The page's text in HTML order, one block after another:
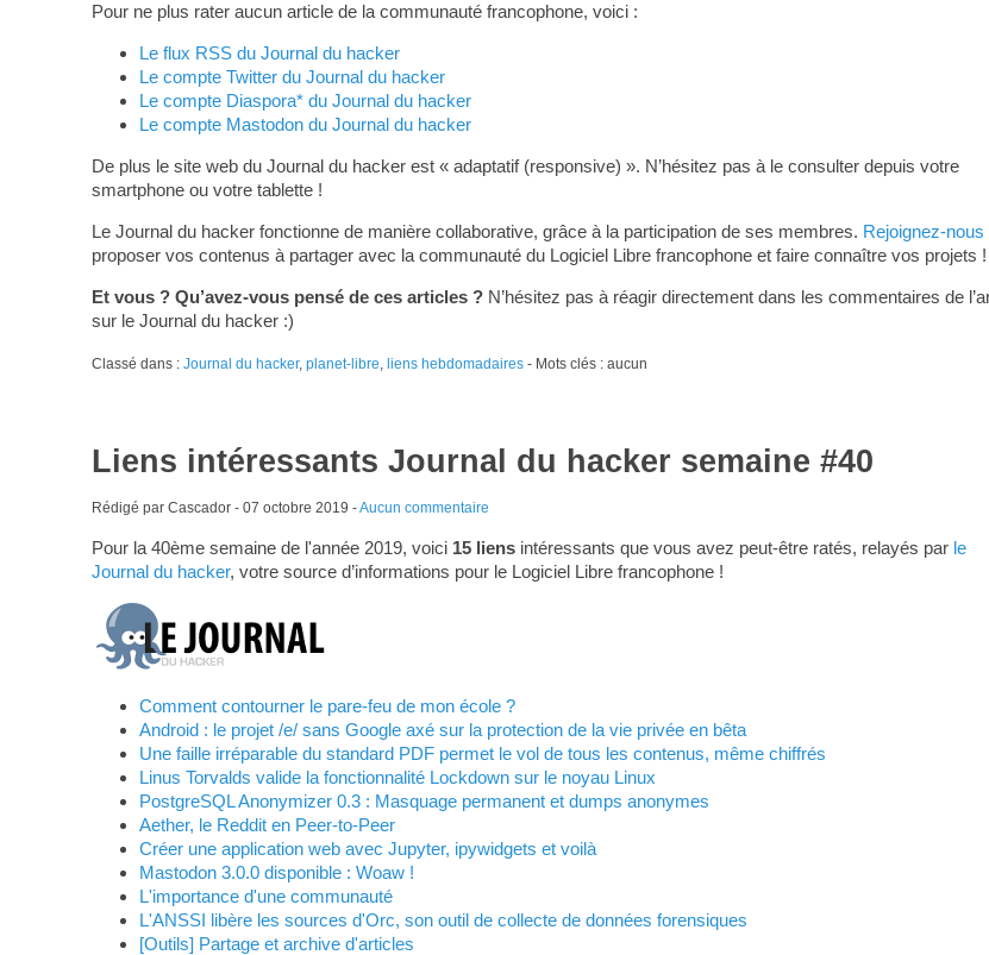
Pour ne plus rater aucun article de la communauté francophone, voici :
Le flux RSS du Journal du hacker
Le compte Twitter du Journal du hacker
Le compte Diaspora* du Journal du hacker
Le compte Mastodon du Journal du hacker
De plus le site web du Journal du hacker est « adaptatif (responsive) ». N’hésitez pas à le consulter depuis votre
smartphone ou votre tablette !
Le Journal du hacker fonctionne de manière collaborative, grâce à la participation de ses membres. Rejoignez-nous
proposer vos contenus à partager avec la communauté du Logiciel Libre francophone et faire connaître vos projets !
Et vous ? Qu’avez-vous pensé de ces articles ?N’hésitez pas à réagir directement dans les commentaires de
sur le Journal du hacker :)
Classé dans : Journal du hacker, planet-libre, liens hebdomadaires- Mots clés : aucun
Liens intéressants Journal du hacker semaine #40
Rédigé par Cascador - 07 octobre 2019 -Aucun commentaire
Pour la 40ème semaine de l'année 2019, voici 15 liensintéressants que vous avez peut-être ratés, relayés par le
Journal du hacker, votre source d’informations pour le Logiciel Libre francophone !
Comment contourner le pare-feu de mon école ?
Android : le projet /e/ sans Google axé sur la protection de la vie privée en bêta
Une faille irréparable du standard PDF permet le vol de tous les contenus, même chiffrés
Linus Torvalds valide la fonctionnalité Lockdown sur le noyau Linux
PostgreSQL Anonymizer 0.3 : Masquage permanent et dumps anonymes
Aether, le Reddit en Peer-to-Peer
Créer une application web avec Jupyter, ipywidgets et voilà
Mastodon 3.0.0 disponible : Woaw !
L'importance d'une communauté
L'ANSSI libère les sources d'Orc, son outil de collecte de données forensiques
[Outils] Partage et archive d'articles